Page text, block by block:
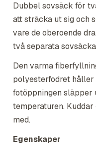
Dubbel sovsäck för
att sträcka ut sig och
vare de oberoende
två separata
Den varma
polyesterfodret håller
fotöppningen släpper
temperaturen.
med.
Egenskaper